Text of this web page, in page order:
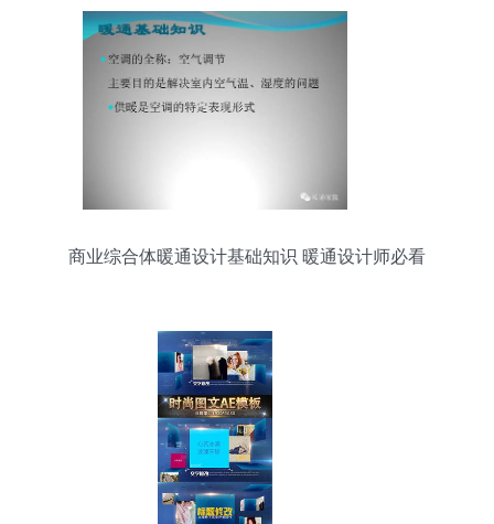
商业综合体暖通设计基础知识 暖通设计师必看